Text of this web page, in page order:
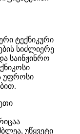
ტექნიკური
სიძლიერე
საინჟინრო
უფროსი